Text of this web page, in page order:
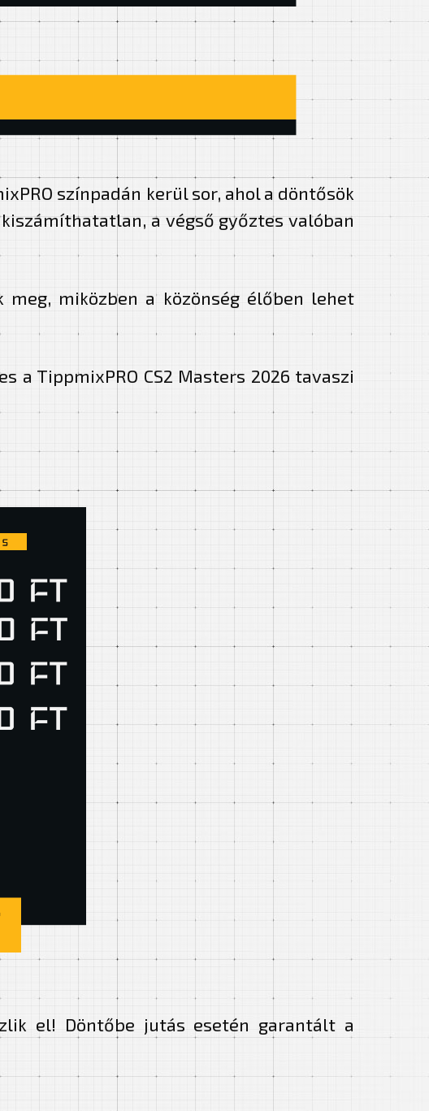
színpadán kerül sor, ahol a döntősök
a végső győztes valóban
miközben a közönség élőben lehet
a TippmixPRO CS2 Masters 2026 tavaszi
el! Döntőbe jutás esetén garantált a